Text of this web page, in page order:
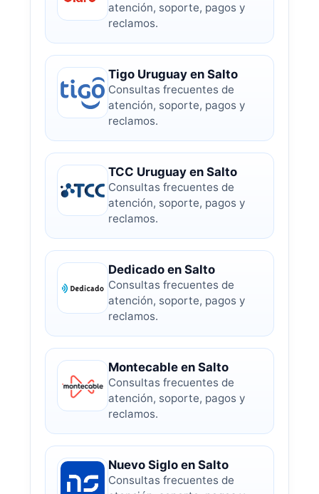
atención, soporte, pagos y
reclamos.
Tigo Uruguay en Salto
Consultas frecuentes de
atención, soporte, pagos y
reclamos.
TCC Uruguay en Salto
Consultas frecuentes de
atención, soporte, pagos y
reclamos.
Dedicado en Salto
Consultas frecuentes de
atención, soporte, pagos y
reclamos.
Montecable en Salto
Consultas frecuentes de
atención, soporte, pagos y
reclamos.
Nuevo Siglo en Salto
Consultas frecuentes de